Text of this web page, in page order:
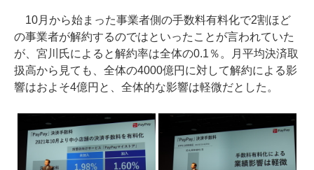
10月から始まった事業者側の手数料有料化で2割ほど
の事業者が解約するのではといったことが言われていた
が、宮川氏によると解約率は全体の0.1％。月平均決済取
扱高から見ても、全体の4000億円に対して解約による影
響はおよそ4億円と、全体的な影響は軽微だとした。